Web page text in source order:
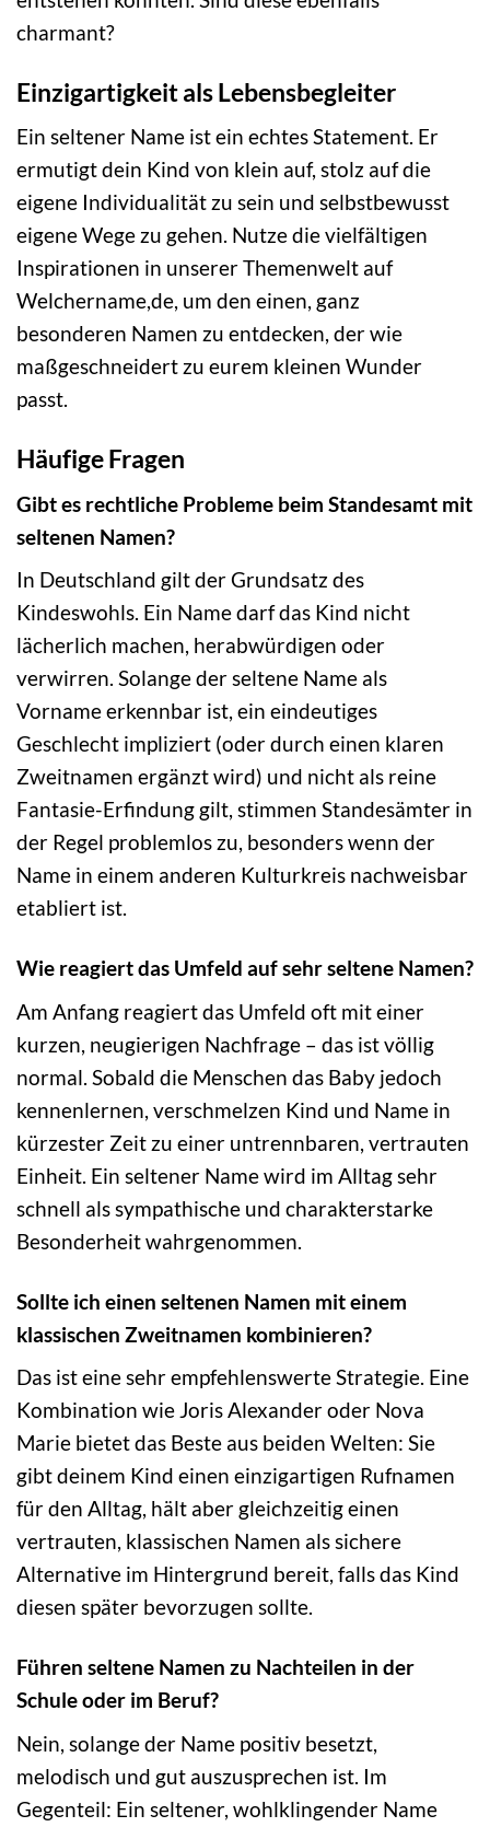
charmant?
Einzigartigkeit als Lebensbegleiter
Ein seltener Name ist ein echtes Statement. Er
ermutigt dein Kind von klein auf, stolz auf die
eigene Individualität zu sein und selbstbewusst
eigene Wege zu gehen. Nutze die vielfältigen
Inspirationen in unserer Themenwelt auf
Welchername,de, um den einen, ganz
besonderen Namen zu entdecken, der wie
maßgeschneidert zu eurem kleinen Wunder
passt.
Häufige Fragen
Gibt es rechtliche Probleme beim Standesamt mit
seltenen Namen?
In Deutschland gilt der Grundsatz des
Kindeswohls. Ein Name darf das Kind nicht
lächerlich machen, herabwürdigen oder
verwirren. Solange der seltene Name als
Vorname erkennbar ist, ein eindeutiges
Geschlecht impliziert (oder durch einen klaren
Zweitnamen ergänzt wird) und nicht als reine
Fantasie-Erfindung gilt, stimmen Standesämter in
der Regel problemlos zu, besonders wenn der
Name in einem anderen Kulturkreis nachweisbar
etabliert ist.
Wie reagiert das Umfeld auf sehr seltene Namen?
Am Anfang reagiert das Umfeld oft mit einer
kurzen, neugierigen Nachfrage – das ist völlig
normal. Sobald die Menschen das Baby jedoch
kennenlernen, verschmelzen Kind und Name in
kürzester Zeit zu einer untrennbaren, vertrauten
Einheit. Ein seltener Name wird im Alltag sehr
schnell als sympathische und charakterstarke
Besonderheit wahrgenommen.
Sollte ich einen seltenen Namen mit einem
klassischen Zweitnamen kombinieren?
Das ist eine sehr empfehlenswerte Strategie. Eine
Kombination wie Joris Alexander oder Nova
Marie bietet das Beste aus beiden Welten: Sie
gibt deinem Kind einen einzigartigen Rufnamen
für den Alltag, hält aber gleichzeitig einen
vertrauten, klassischen Namen als sichere
Alternative im Hintergrund bereit, falls das Kind
diesen später bevorzugen sollte.
Führen seltene Namen zu Nachteilen in der
Schule oder im Beruf?
Nein, solange der Name positiv besetzt,
melodisch und gut auszusprechen ist. Im
Gegenteil: Ein seltener, wohlklingender Name